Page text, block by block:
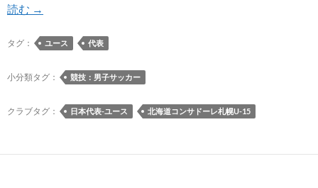
読む 宮
蒼
選
が
→
タグ： ユース 代表
小分類タグ： 競技：男子サッカー
クラブタグ： 日本代表-ユース 北海道コンサドーレ札幌U-15